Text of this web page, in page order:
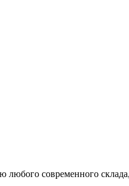
любого современного